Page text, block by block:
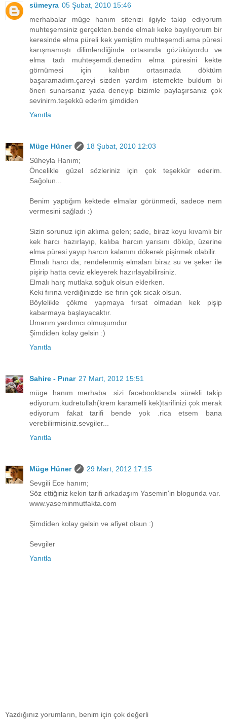
sümeyra 05 Şubat, 2010 15:46
merhabalar müge hanım sitenizi ilgiyle takip ediyorum
muhteşemsiniz gerçekten.bende elmalı keke bayılıyorum bir
keresinde elma püreli kek yemiştim muhteşemdi.ama püresi
karışmamıştı dilimlendiğinde ortasında gözüküyordu ve
elma tadı muhteşemdi.denedim elma püresini kekte
görnümesi için kalıbın ortasınada döktüm
başaramadım.çareyi sizden yardım istemekte buldum bi
öneri sunarsanız yada deneyip bizimle paylaşırsanız çok
sevinirm.teşekkü ederim şimdiden
Yanıtla
Müge Hüner
18 Şubat, 2010 12:03
Süheyla Hanım;
Öncelikle güzel sözleriniz için çok teşekkür ederim.
Sağolun...
Benim yaptığım kektede elmalar görünmedi, sadece nem
vermesini sağladı :)
Sizin sorunuz için aklıma gelen; sade, biraz koyu kıvamlı bir
kek harcı hazırlayıp, kalıba harcın yarısını döküp, üzerine
elma püresi yayıp harcın kalanını dökerek pişirmek olabilir.
Elmalı harcı da; rendelenmiş elmaları biraz su ve şeker ile
pişirip hatta ceviz ekleyerek hazırlayabilirsiniz.
Elmalı harç mutlaka soğuk olsun eklerken.
Keki fırına verdiğinizde ise fırın çok sıcak olsun.
Böylelikle çökme yapmaya fırsat olmadan kek pişip
kabarmaya başlayacaktır.
Umarım yardımcı olmuşumdur.
Şimdiden kolay gelsin :)
Yanıtla
Sahire - Pınar 27 Mart, 2012 15:51
müge hanım merhaba .sizi facebooktanda sürekli takip
ediyorum.kudretullah(krem karamelli kek)tarifinizi çok merak
ediyorum fakat tarifi bende yok .rica etsem bana
verebilirmisiniz.sevgiler...
Yanıtla
Müge Hüner
29 Mart, 2012 17:15
Sevgili Ece hanım;
Söz ettiğiniz kekin tarifi arkadaşım Yasemin'in blogunda var.
www.yaseminmutfakta.com
Şimdiden kolay gelsin ve afiyet olsun :)
Sevgiler
Yanıtla
Yazdığınız yorumların, benim için çok değerli